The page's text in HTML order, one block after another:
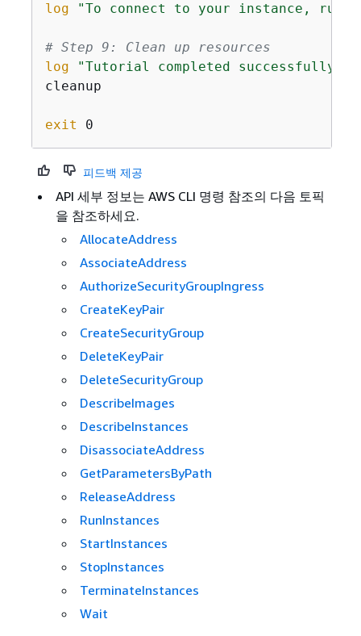
log "To connect to your instance,
# Step 9: Clean up resources
log
"Tutorial completed successfully!"
cleanup
exit
피드백 제공
API 세부 정보는 AWS CLI 명령 참조의 다음 토픽
을 참조하세요.
AllocateAddress
AssociateAddress
AuthorizeSecurityGroupIngress
CreateKeyPair
CreateSecurityGroup
DeleteKeyPair
DeleteSecurityGroup
DescribeImages
DescribeInstances
DisassociateAddress
GetParametersByPath
ReleaseAddress
RunInstances
StartInstances
StopInstances
TerminateInstances
Wait